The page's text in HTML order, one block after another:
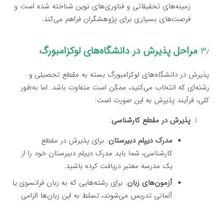
زمینه‌های تحقیقاتی و فناوری‌های نوین شناخته شده است و
فرصت‌های بسیاری برای پژوهشگران فراهم می‌کند.
۳٫ مراحل پذیرش در دانشگاه‌های لوکزامبورگ
پذیرش در دانشگاه‌های لوکزامبورگ بسته به مقطع تحصیلی و
رشته‌ای که انتخاب می‌کنید، ممکن است متفاوت باشد. اما به‌طور
کلی، فرآیند پذیرش به این صورت است:
پذیرش در مقطع کارشناسی:
مدرک دیپلم دبیرستان: برای پذیرش در مقطع
کارشناسی، شما باید مدرک دیپلم دبیرستان خود را از
یک مدرسه معتبر دریافت کرده باشید.
آزمون‌های زبان: برای رشته‌هایی که به زبان فرانسوی یا
آلمانی تدریس می‌شوند، تسلط به این زبان‌ها الزامی